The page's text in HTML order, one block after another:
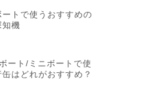
ートで使うおすすめの
知機
ート/ミニボートで使
缶はどれがおすすめ？